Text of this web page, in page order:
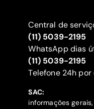
Central de
(11) 5039-2195
WhatsApp dias
(11) 5039-2195
‍Telefone 24h por
SAC:
informações